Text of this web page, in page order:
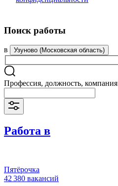
Поиск работы
в Узуново (Московская область)
Профессия, должность, компания
Работа в
Пятёрочка
42 380 вакансий